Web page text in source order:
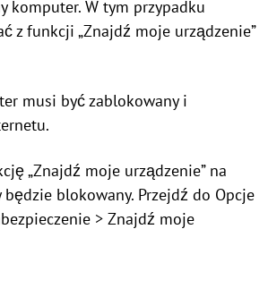
komputer. W tym przypadku
z funkcji „Znajdź moje urządzenie”
musi być zablokowany i
„Znajdź moje urządzenie” na
blokowany. Przejdź do Opcje
> Znajdź moje